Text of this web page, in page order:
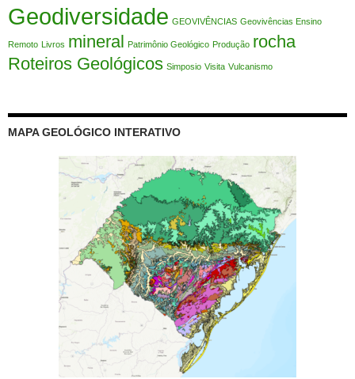
Geodiversidade GEOVIVÊNCIAS Geovivências Ensino
Remoto Livros mineral Patrimônio Geológico Produção rocha
Roteiros Geológicos Simposio Visita Vulcanismo
MAPA GEOLÓGICO INTERATIVO